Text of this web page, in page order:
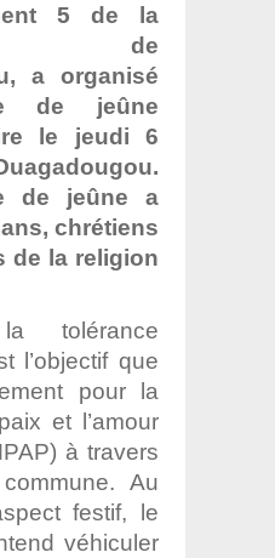
5 de la
de
a organisé
de jeûne
le jeudi 6
de jeûne a
chrétiens
de la religion
tolérance
l’objectif que
pour la
et l’amour
à travers
Au
festif, le
véhiculer